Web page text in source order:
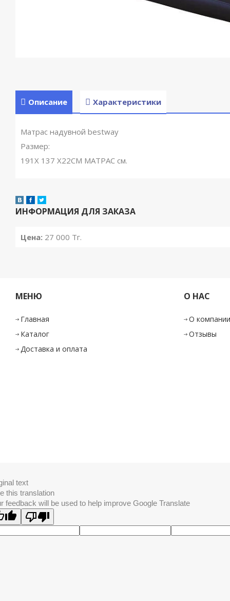
Описание Характеристики
Матрас надувной bestway
Размер:
191X 137 X22СМ МАТРАС см.
ИНФОРМАЦИЯ ДЛЯ ЗАКАЗА
Цена: 27 000 Тг.
МЕНЮ
Главная
Каталог
Доставка и оплата
О НАС
О компании
Отзывы
text
this translation
feedback will be used to help improve Google Translate